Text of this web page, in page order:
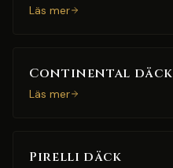
Läs mer
Continental däck
Läs mer
Pirelli däck